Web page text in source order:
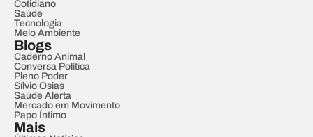
Cotidiano
Saúde
Tecnologia
Meio Ambiente
Blogs
Caderno Animal
Conversa Política
Pleno Poder
Sílvio Osias
Saúde Alerta
Mercado em Movimento
Papo Íntimo
Mais